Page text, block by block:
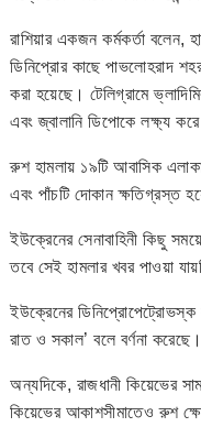
রাশিয়ার একজন কর্মকর্তা বলেন,
ডিনিপ্রোর কাছে পাভলোহরাদ
করা হয়েছে। টেলিগ্রামে
এবং জ্বালানি ডিপোকে লক্ষ্য
রুশ হামলায় ১৯টি আবাসিক
এবং পাঁচটি দোকান ক্ষতিগ্রস্ত
ইউক্রেনের সেনাবাহিনী কিছু
তবে সেই হামলার খবর পাওয়া
ইউক্রেনের ডিনিপ্রোপেট্রোভস্ক
রাত ও সকাল’ বলে বর্ণনা করেছে।
অন্যদিকে, রাজধানী কিয়েভের
কিয়েভের আকাশসীমাতেও রুশ